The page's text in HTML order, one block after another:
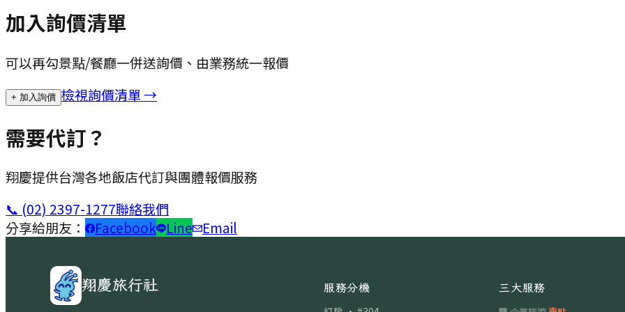
加入詢價清單
可以再勾景點/餐廳一併送詢價、由業務統一報價
+ 加入詢價 檢視詢價清單 →
需要代訂？
翔慶提供台灣各地飯店代訂與團體報價服務
📞 (02) 2397-1277聯絡我們
分享給朋友：
Facebook Line Email
翔慶旅行社 服務分機
三大服務